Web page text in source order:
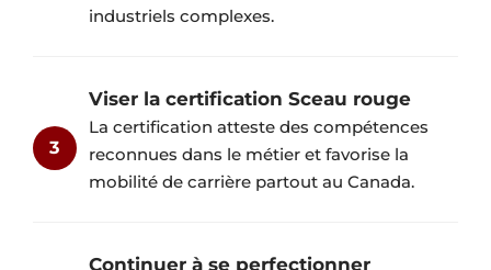
industriels complexes.
3
Viser la certification Sceau rouge
La certification atteste des compétences
reconnues dans le métier et favorise la
mobilité de carrière partout au Canada.
Continuer à se perfectionner